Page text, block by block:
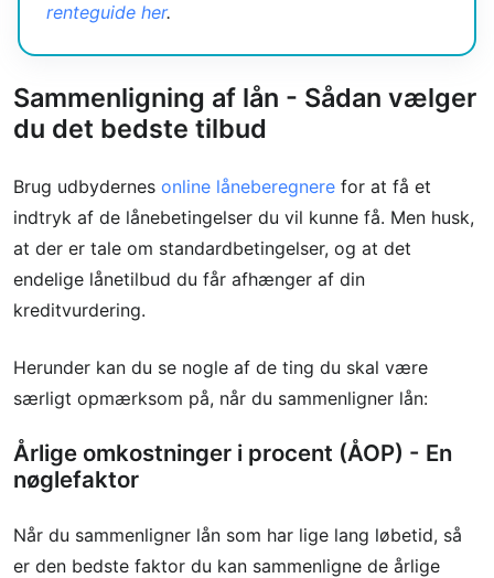
renteguide her.
Sammenligning af lån - Sådan vælger
du det bedste tilbud
Brug udbydernes online låneberegnere for at få et
indtryk af de lånebetingelser du vil kunne få. Men husk,
at der er tale om standardbetingelser, og at det
endelige lånetilbud du får afhænger af din
kreditvurdering.
Herunder kan du se nogle af de ting du skal være
særligt opmærksom på, når du sammenligner lån:
Årlige omkostninger i procent (ÅOP) - En
nøglefaktor
Når du sammenligner lån som har lige lang løbetid, så
er den bedste faktor du kan sammenligne de årlige